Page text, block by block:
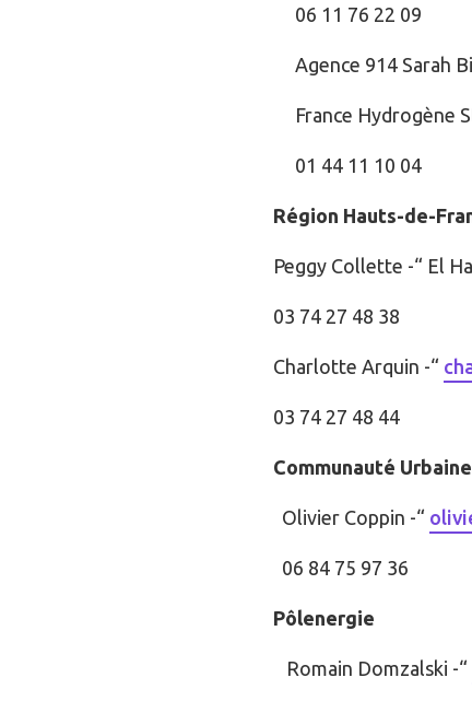
06 11 76 22 09
Agence 914 Sarah
France Hydrogène
01 44 11 10 04
Région Hauts-de-
Peggy Collette -“ El
03 74 27 48 38
Charlotte Arquin -“
03 74 27 48 44
Communauté
Olivier Coppin -“
06 84 75 97 36
Pôlenergie
Romain Domzalski -“